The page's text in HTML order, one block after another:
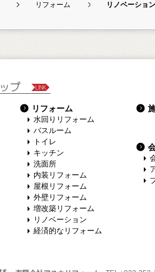
リフォーム リノベーション
リフォーム
水回りリフォーム
バスルーム
トイレ
キッチン
洗面所
内装リフォーム
屋根リフォーム
外壁リフォーム
増改築リフォーム
リノベーション
経済的なリフォーム